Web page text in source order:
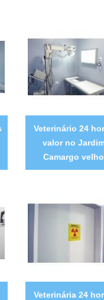
Veterinário 24
valor no
Camargo velho
Veterinária 24